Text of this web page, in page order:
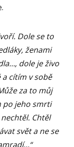
Dole se to
ženami
dole je živo
cítím v sobě
za to můj
po jeho smrti
Chtěl
svět a ne se